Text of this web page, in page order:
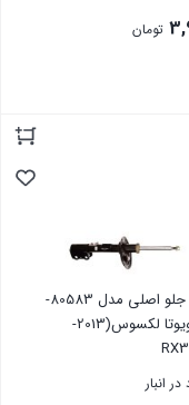
تومان
کمک فنر جلو اصلی مدل 80583-
48510 تویوتا لکسوس(2013-
انبار